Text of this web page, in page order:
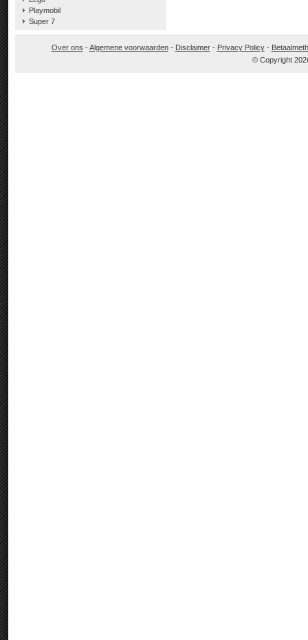
Playmobil
Super 7
Over ons -Algemene voorwaarden- Disclaimer- Privacy Policy-
© Copyright